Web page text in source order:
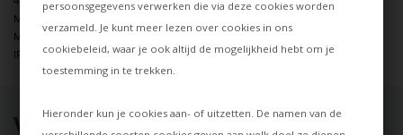
persoonsgegevens verwerken die via deze cookies worden
verzameld. Je kunt meer lezen over cookies in ons
cookiebeleid, waar je ook altijd de mogelijkheid hebt om je
toestemming in te trekken.
Hieronder kun je cookies aan- of uitzetten. De namen van de
Materiaal: messing, opaalglas
Messing plafondkap inbegrepen
IP-norm: IP20
VOOR JOU GESELECTEERD